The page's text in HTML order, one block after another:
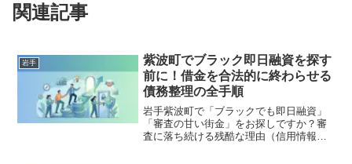
関連記事
岩手
紫波町でブラック即日融資を探す
前に！借金を合法的に終わらせる
債務整理の全手順
岩手紫波町で「ブラックでも即日融資」
「審査の甘い街金」をお探しですか？審
査に落ち続ける残酷な理由（信用情報と